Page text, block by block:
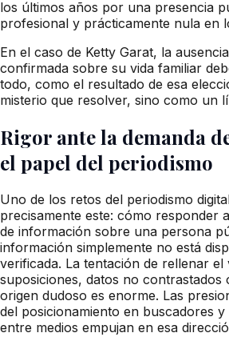
los últimos años por una presencia
profesional y prácticamente nula en
En el caso de Ketty Garat, la
confirmada sobre su vida familiar
todo, como el resultado de esa
misterio que resolver, sino como un
Rigor ante la demanda
el papel del periodismo
Uno de los retos del periodismo
precisamente este: cómo responder
de información sobre una persona
información simplemente no está
verificada. La tentación de rellenar
suposiciones, datos no contrastados
origen dudoso es enorme. Las
del posicionamiento en buscadores
entre medios empujan en esa